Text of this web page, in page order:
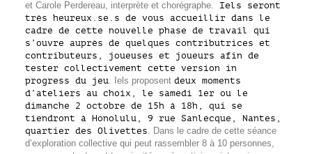
et Carole Perdereau, interprète et chorégraphe. Iels seront
très heureux.se.s de vous accueillir dans le
cadre de cette nouvelle phase de travail qui
s’ouvre auprès de quelques contributrices et
contributeurs, joueuses et joueurs afin de
tester collectivement cette version in
progress du jeu. Iels proposentdeux moments
d’ateliers au choix, le samedi 1er ou le
dimanche 2 octobre de 15h à 18h, qui se
tiendront à Honolulu, 9 rue Sanlecque, Nantes,
quartier des Olivettes. Dans le cadre de cette séance
d’exploration collective qui peut rassembler 8 à 10 personnes,